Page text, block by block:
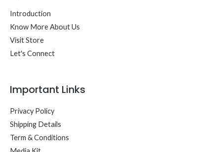
Introduction
Know More About Us
Visit Store
Let's Connect
Important Links
Privacy Policy
Shipping Details
Term & Conditions